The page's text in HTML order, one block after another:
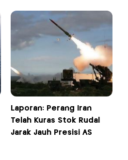
Laporan: Perang Iran
Telah Kuras Stok Rudal
Jarak Jauh Presisi AS